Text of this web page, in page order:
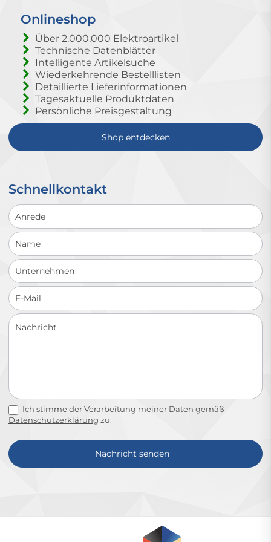
Onlineshop
Über 2.000.000 Elektroartikel
Technische Datenblätter
Intelligente Artikelsuche
Wiederkehrende Bestelllisten
Detaillierte Lieferinformationen
Tagesaktuelle Produktdaten
Persönliche Preisgestaltung
Shop entdecken
Schnellkontakt
Schnellkontakt
Ich stimme der Verarbeitung meiner Daten gemäß
Datenschutzerklärung zu.
Nachricht senden